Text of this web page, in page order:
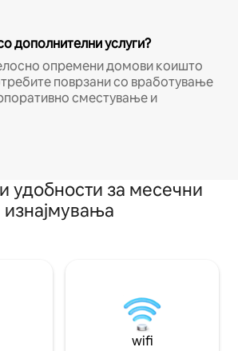
дополнителни услуги?
опремени домови коишто
поврзани со вработување
сместување и
удобности за месечни
изнајмувања
wifi